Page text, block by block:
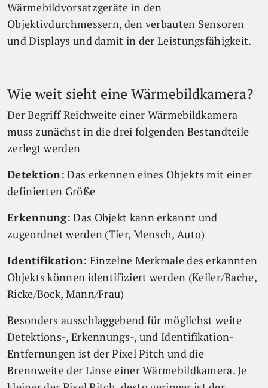
Wärmebildvorsatzgeräte in den
Objektivdurchmessern, den verbauten Sensoren
und Displays und damit in der Leistungsfähigkeit.
Wie weit sieht eine Wärmebildkamera?
Der Begriff Reichweite einer Wärmebildkamera
muss zunächst in die drei folgenden Bestandteile
zerlegt werden
Detektion: Das erkennen eines Objekts mit einer
definierten Größe
Erkennung: Das Objekt kann erkannt und
zugeordnet werden (Tier, Mensch, Auto)
Identifikation: Einzelne Merkmale des erkannten
Objekts können identifiziert werden (Keiler/Bache,
Ricke/Bock, Mann/Frau)
Besonders ausschlaggebend für möglichst weite
Detektions-, Erkennungs-, und Identifikation-
Entfernungen ist der Pixel Pitch und die
Brennweite der Linse einer Wärmebildkamera. Je